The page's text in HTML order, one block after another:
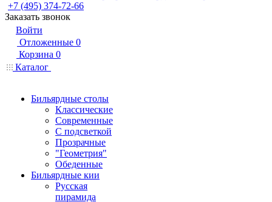
+7 (495) 374-72-66
Заказать звонок
Войти
Отложенные 0
Корзина 0
Каталог
Бильярдные столы
Классические
Современные
С подсветкой
Прозрачные
"Геометрия"
Обеденные
Бильярдные кии
Русская
пирамида